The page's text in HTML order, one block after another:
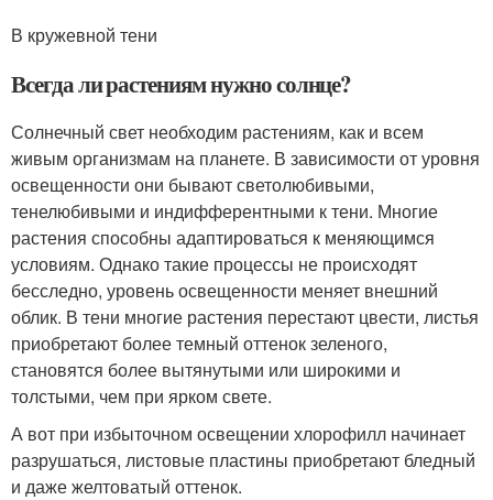
В кружевной тени
Всегда ли растениям нужно солнце?
Солнечный свет необходим растениям, как и всем
живым организмам на планете. В зависимости от уровня
освещенности они бывают светолюбивыми,
тенелюбивыми и индифферентными к тени. Многие
растения способны адаптироваться к меняющимся
условиям. Однако такие процессы не происходят
бесследно, уровень освещенности меняет внешний
облик. В тени многие растения перестают цвести, листья
приобретают более темный оттенок зеленого,
становятся более вытянутыми или широкими и
толстыми, чем при ярком свете.
А вот при избыточном освещении хлорофилл начинает
разрушаться, листовые пластины приобретают бледный
и даже желтоватый оттенок.